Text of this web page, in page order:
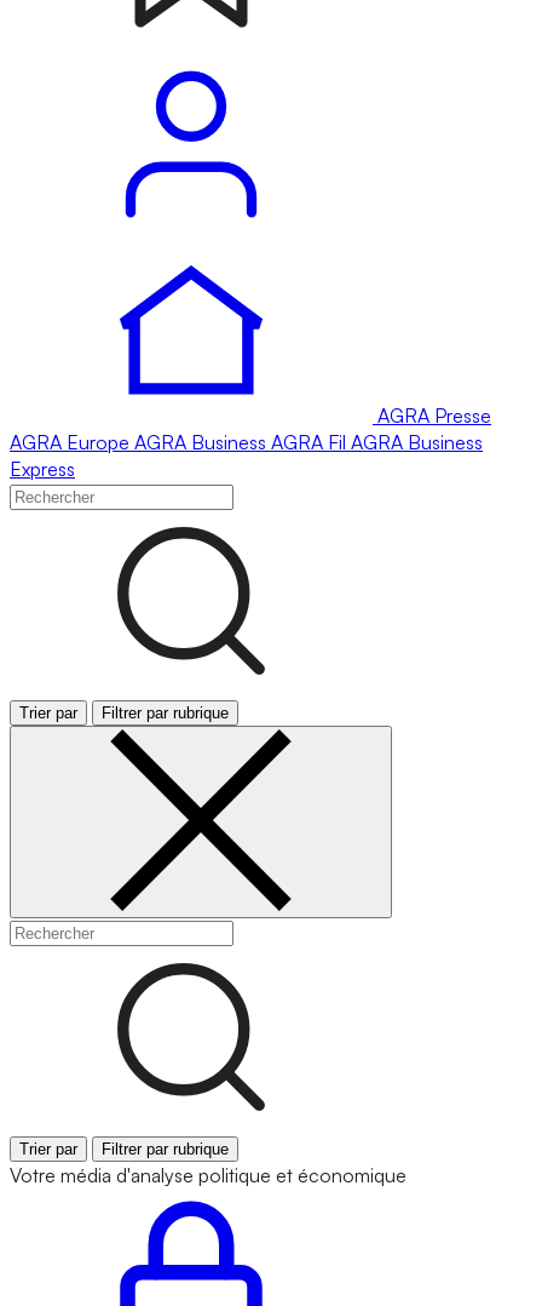
AGRA Presse
AGRA Europe AGRA Business AGRA Fil AGRA Business
Express
Trier par Filtrer par rubrique
Trier par Filtrer par rubrique
Votre média d'analyse politique et économique